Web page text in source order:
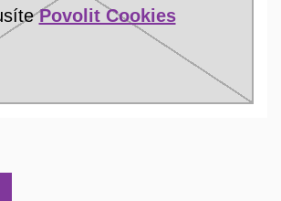
Povolit Cookies